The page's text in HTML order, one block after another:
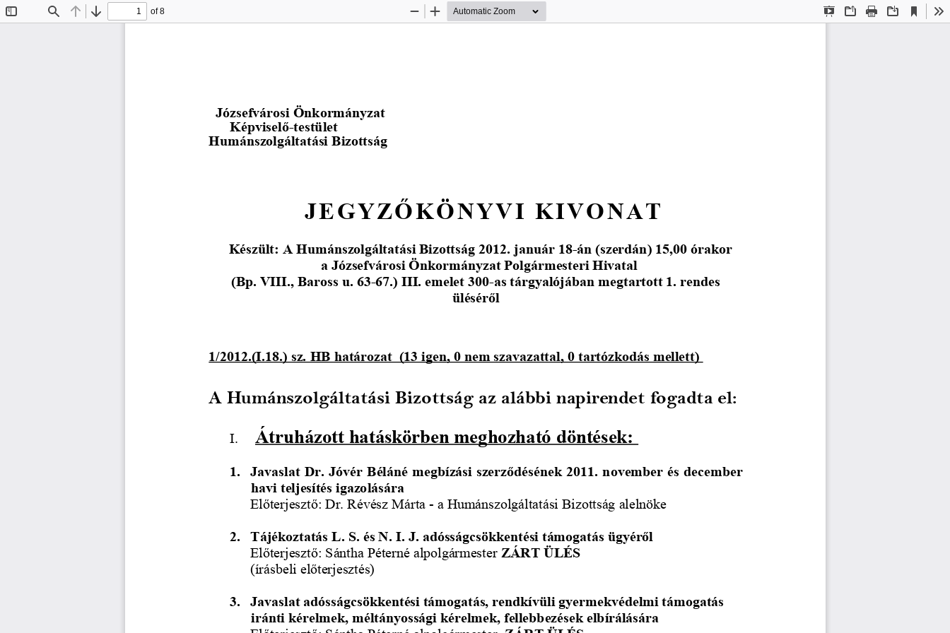
Find Previous
Next
of 8
Presentation
OpenPrint Download
Current
View
Zoom
Zoom
  Józsefvárosi Önkormányzat
      Képvisel
ő-testület
Humánszolgáltatási Bizottság
JEGYZŐKÖNYVI KIVONAT
Készült: A Humánszolgáltatási Bizottság 2012. január 18-án (szerdán) 15,00 órakor
a Józsefvárosi Önkormányzat Polgármesteri Hivatal
(Bp. VIII., Baross u. 63-67.) III. emelet 300-as tárgyalójában megtartott 1. rendes
üléséről
1/2012.(I.18.) sz. HB határozat  (13 igen, 0 nem szavazattal, 0 tartózkodás mellett)
A Humánszolgáltatási Bizottság az alábbi napirendet fogadta el:
I. Átruházott hatáskörben meghozható döntések:
1.
Javaslat Dr. Jóvér Béláné megbízási szerződésének 2011. november és december
havi teljesítés igazolására
Előterjesztő: Dr. Révész Márta - a Humánszolgáltatási Bizottság alelnöke
2.
Tájékoztatás L. S. és N. I. J. adósságcsökkentési támogatás ügyéről
Előterjesztő: Sántha Péterné alpolgármester ZÁRT ÜLÉS
(írásbeli előterjesztés)
3.
Javaslat adósságcsökkentési támogatás, rendkívüli gyermekvédelmi támogatás
iránti kérelmek, méltányossági kérelmek, fellebbezések elbírálására